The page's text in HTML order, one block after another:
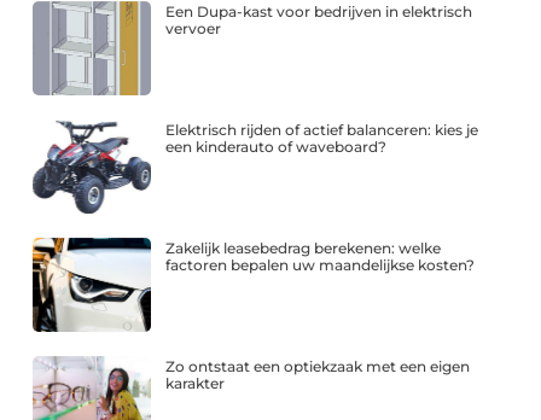
Een Dupa-kast voor bedrijven in elektrisch
vervoer
Elektrisch rijden of actief balanceren: kies je
een kinderauto of waveboard?
Zakelijk leasebedrag berekenen: welke
factoren bepalen uw maandelijkse kosten?
Zo ontstaat een optiekzaak met een eigen
karakter